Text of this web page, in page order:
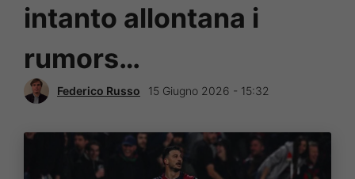
intanto allontana i
rumors…
Federico Russo 15 Giugno 2026 - 15:32